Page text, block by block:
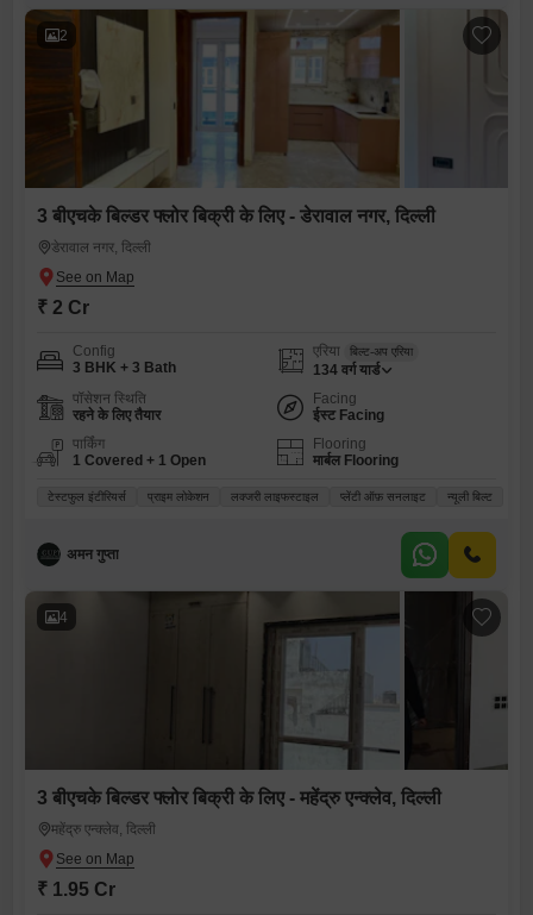
2
3 बीएचके बिल्डर फ्लोर बिक्री के लिए - डेरावाल नगर, दिल्ली
डेरावाल नगर, दिल्ली
₹ 2 Cr
Config
3 BHK + 3 Bath
एरिया बिल्ट-अप एरिया
134 वर्ग यार्ड
पॉसेशन स्थिति
रहने के लिए तैयार
Facing
ईस्ट Facing
पार्किंग
1 Covered + 1 Open
Flooring
मार्बल Flooring
टेस्टफुल इंटीरियर्स प्राइम लोकेशन लक्जरी लाइफस्टाइल प्लेंटी ऑफ़ सनलाइट न्यूली बिल्ट
अमन गुप्ता
4
3 बीएचके बिल्डर फ्लोर बिक्री के लिए - महेंद्रु एन्क्लेव, दिल्ली
महेंद्रु एन्क्लेव, दिल्ली
₹ 1.95 Cr